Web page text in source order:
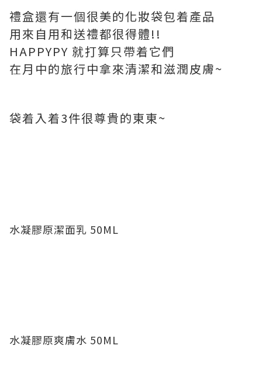
禮盒還有一個很美的化妝袋包着產品
用來自用和送禮都很得體!!
HAPPYPY 就打算只帶着它們
在月中的旅行中拿來清潔和滋潤皮膚~
袋着入着3件很尊貴的東東~
水凝膠原潔面乳 50ML
水凝膠原爽膚水 50ML